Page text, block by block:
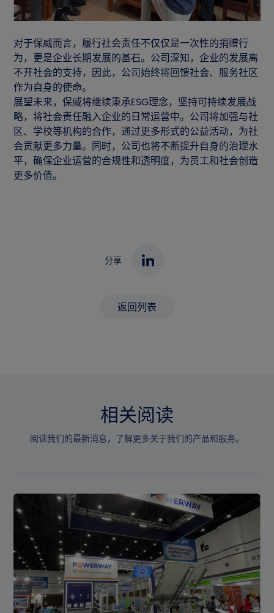
对于保威而言，履行社会责任不仅仅是一次性的捐赠行
为，更是企业长期发展的基石。公司深知，企业的发展离
不开社会的支持，因此，公司始终将回馈社会、服务社区
作为自身的使命。
展望未来，保威将继续秉承ESG理念，坚持可持续发展战
略，将社会责任融入企业的日常运营中。公司将加强与社
区、学校等机构的合作，通过更多形式的公益活动，为社
会贡献更多力量。同时，公司也将不断提升自身的治理水
平，确保企业运营的合规性和透明度，为员工和社会创造
更多价值。
分享
返回列表
相关阅读
阅读我们的最新消息，了解更多关于我们的产品和服务。